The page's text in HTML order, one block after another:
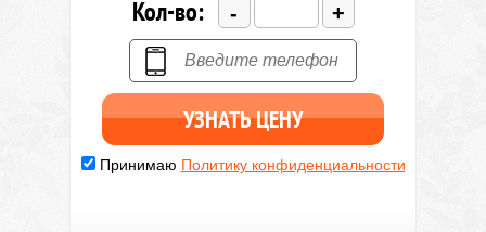
Кол-во: - +
Принимаю Политику конфиденциальности